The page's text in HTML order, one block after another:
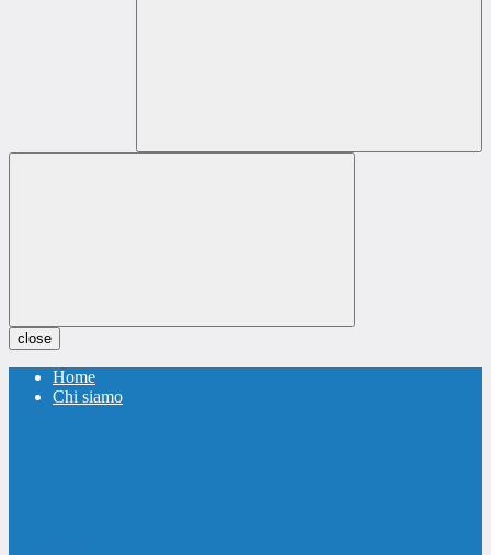
close
Home
Chi siamo